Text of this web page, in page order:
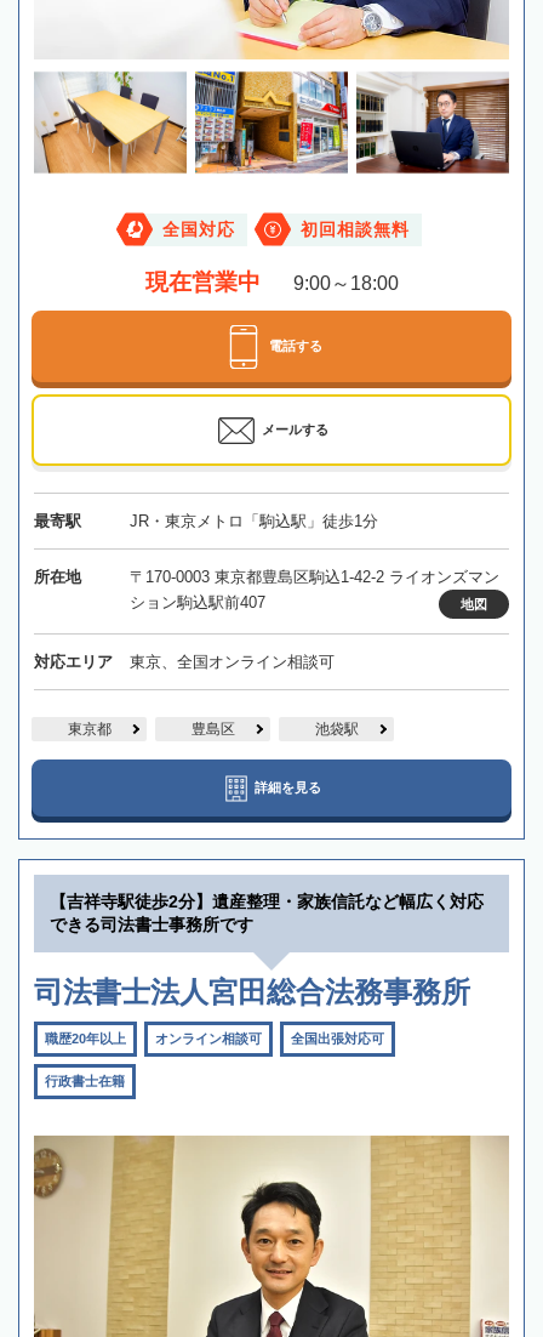
全国対応 初回相談無料
現在営業中 9:00～18:00
電話する
メールする
最寄駅 JR・東京メトロ「駒込駅」徒歩1分
所在地
〒170-0003 東京都豊島区駒込1-42-2 ライオンズマン
ション駒込駅前407
地図
対応エリア 東京、全国オンライン相談可
東京都 豊島区 池袋駅
詳細を見る
【吉祥寺駅徒歩2分】遺産整理・家族信託など幅広く対応
できる司法書士事務所です
司法書士法人宮田総合法務事務所
職歴20年以上 オンライン相談可 全国出張対応可
行政書士在籍